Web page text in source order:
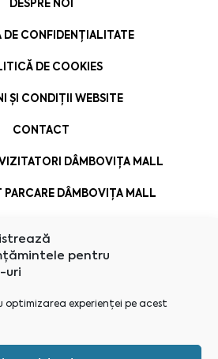
pentru
uri
optimizarea experienței pe acest
DESPRE NOI
CONFIDENȚIALITATE
DE COOKIES
ȘI CONDIȚII WEBSITE
CONTACT
DÂMBOVIȚA MALL
PARCARE DÂMBOVIȚA MALL